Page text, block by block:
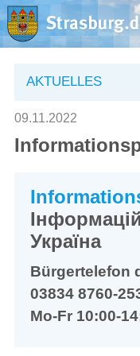
Aktuelles
Rathaus
Natur – Kultur –
Wirtschaft
Willkommen in
AKTUELLES
09.11.2022
Україна
Bürgertelefon
03834 8760-
Mo-Fr 10:00-